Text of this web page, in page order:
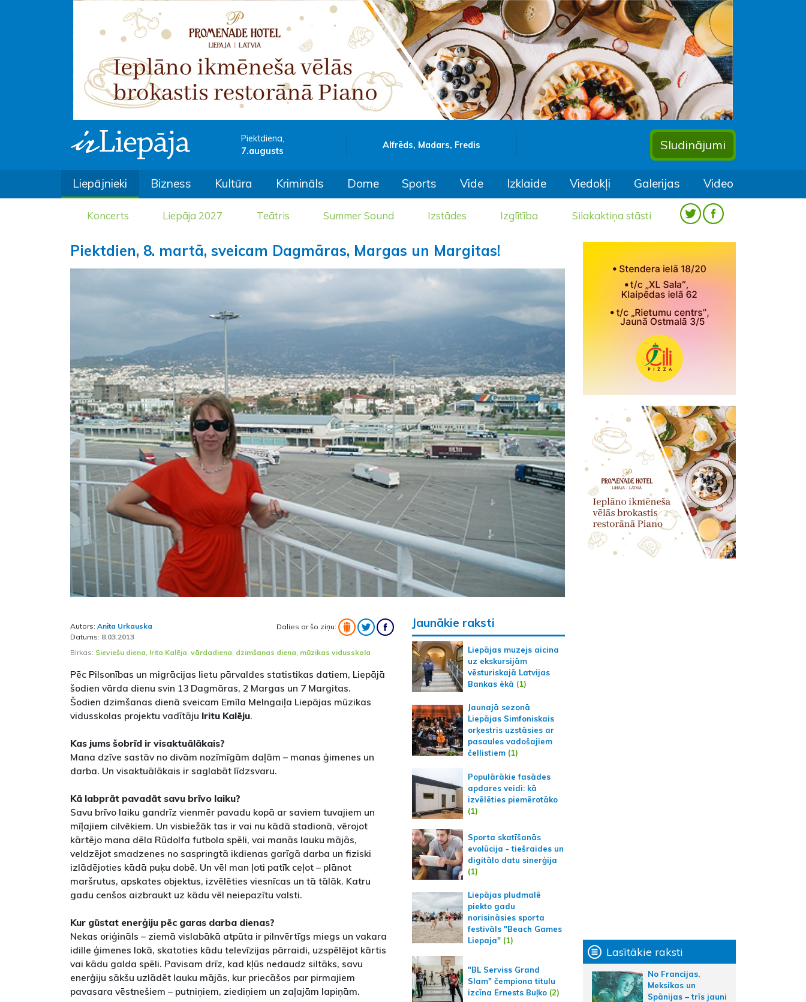
Piektdiena,
7.augusts
Alfrēds, Madars, Fredis Sludinājumi
Liepājnieki Bizness Kultūra Krimināls Dome Sports Vide Izklaide Viedokļi Galerijas Video
Koncerts Liepāja 2027 Teātris Summer Sound Izstādes Izglītība Silakaktiņa stāsti
Piektdien, 8. martā, sveicam Dagmāras, Margas un Margitas!
Autors: Anita Urkauska
Datums: 8.03.2013
Dalies ar šo ziņu:
Birkas: Sieviešu diena, Irita Kalēja, vārdadiena, dzimšanas diena, mūzikas vidusskola
Pēc Pilsonības un migrācijas lietu pārvaldes statistikas datiem, Liepājā
šodien vārda dienu svin 13 Dagmāras, 2 Margas un 7 Margitas.
Šodien dzimšanas dienā sveicam Emīla Melngaiļa Liepājas mūzikas
vidusskolas projektu vadītāju Iritu Kalēju.
Kas jums šobrīd ir visaktuālākais?
Mana dzīve sastāv no divām nozīmīgām daļām – manas ģimenes un
darba. Un visaktuālākais ir saglabāt līdzsvaru.
Kā labprāt pavadāt savu brīvo laiku?
Savu brīvo laiku gandrīz vienmēr pavadu kopā ar saviem tuvajiem un
mīļajiem cilvēkiem. Un visbiežāk tas ir vai nu kādā stadionā, vērojot
kārtējo mana dēla Rūdolfa futbola spēli, vai manās lauku mājās,
veldzējot smadzenes no saspringtā ikdienas garīgā darba un fiziski
izlādējoties kādā puķu dobē. Un vēl man ļoti patīk ceļot – plānot
maršrutus, apskates objektus, izvēlēties viesnīcas un tā tālāk. Katru
gadu cenšos aizbraukt uz kādu vēl neiepazītu valsti.
Kur gūstat enerģiju pēc garas darba dienas?
Nekas oriģināls – ziemā vislabākā atpūta ir pilnvērtīgs miegs un vakara
idille ģimenes lokā, skatoties kādu televīzijas pārraidi, uzspēlējot kārtis
vai kādu galda spēli. Pavisam drīz, kad kļūs nedaudz siltāks, savu
enerģiju sākšu uzlādēt lauku mājās, kur priecāšos par pirmajiem
pavasara vēstnešiem – putniņiem, ziediņiem un zaļajām lapiņām.
Jaunākie raksti
Liepājas muzejs aicina
uz ekskursijām
vēsturiskajā Latvijas
Bankas ēkā (1)
Jaunajā sezonā
Liepājas Simfoniskais
orķestris uzstāsies ar
pasaules vadošajiem
čellistiem(1)
Populārākie fasādes
apdares veidi: kā
izvēlēties piemērotāko
(1)
Sporta skatīšanās
evolūcija - tiešraides un
digitālo datu sinerģija
(1)
Liepājas pludmalē
piekto gadu
norisināsies sporta
festivāls "Beach Games
Liepaja"(1)
"BL Serviss Grand
Slam" čempiona titulu
izcīna Ernests Buļko(2)
Lasītākie raksti
No Francijas,
Meksikas un
Spānijas – trīs jauni